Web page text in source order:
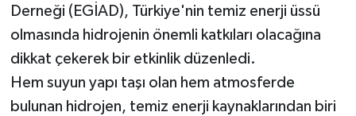
Derneği (EGİAD), Türkiye'nin temiz enerji üssü
olmasında hidrojenin önemli katkıları olacağına
dikkat çekerek bir etkinlik düzenledi.
Hem suyun yapı taşı olan hem atmosferde
bulunan hidrojen, temiz enerji kaynaklarından biri